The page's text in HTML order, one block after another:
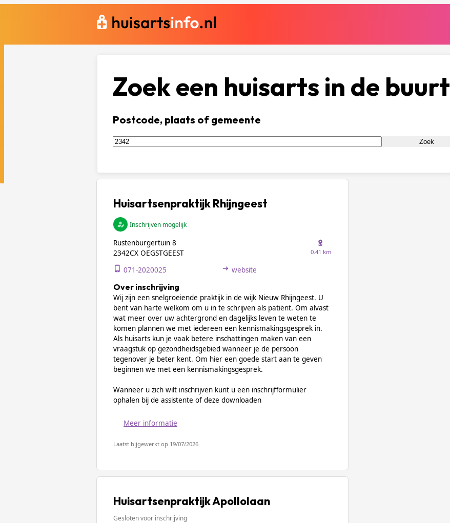
Zoek een huisarts in de buurt
Postcode, plaats of gemeente
Zoek
Huisartsenpraktijk Rhijngeest
Inschrijven mogelijk
Rustenburgertuin 8
2342CX OEGSTGEEST
0.41 km
071-2020025 website
Over inschrijving
Wij zijn een snelgroeiende praktijk in de wijk Nieuw Rhijngeest. U
bent van harte welkom om u in te schrijven als patiënt. Om alvast
wat meer over uw achtergrond en dagelijks leven te weten te
komen plannen we met iedereen een kennismakingsgesprek in.
Als huisarts kun je vaak betere inschattingen maken van een
vraagstuk op gezondheidsgebied wanneer je de persoon
tegenover je beter kent. Om hier een goede start aan te geven
beginnen we met een kennismakingsgesprek.
Wanneer u zich wilt inschrijven kunt u een inschrijfformulier
ophalen bij de assistente of deze downloaden
Meer informatie
Laatst bijgewerkt op 19/07/2026
Huisartsenpraktijk Apollolaan
Gesloten voor inschrijving